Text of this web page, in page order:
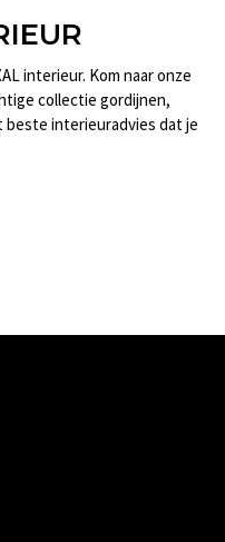
interieur. Kom naar onze
collectie gordijnen,
beste interieuradvies dat je